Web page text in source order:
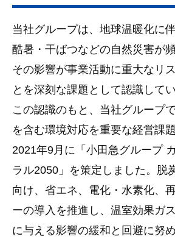
当社グループは、地球温暖化に
酷暑・干ばつなどの自然災害が
その影響が事業活動に重大なリ
とを深刻な課題として認識してい
この認識のもと、当社グループ
を含む環境対応を重要な経営課
2021年9月に「小田急グループ
ラル2050」を策定しました。脱
向け、省エネ、電化・水素化、
ーの導入を推進し、温室効果ガ
に与える影響の緩和と回避に努め